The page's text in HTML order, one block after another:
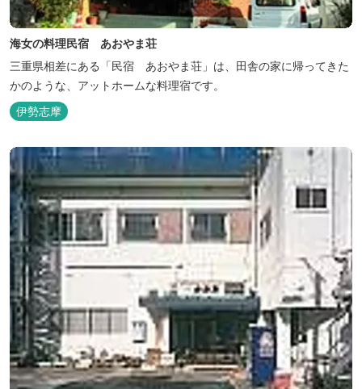
海女の料理民宿 あおやま荘
三重県相差にある「民宿 あおやま荘」は、田舎の家に帰ってきた
かのような、アットホームな料理宿です。
伊勢志摩